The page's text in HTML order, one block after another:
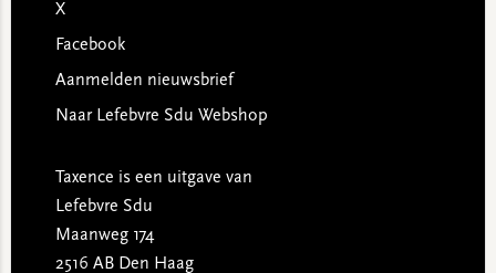
X
Facebook
Aanmelden nieuwsbrief
Naar Lefebvre Sdu Webshop
Taxence is een uitgave van
Lefebvre Sdu
Maanweg 174
2516 AB Den Haag